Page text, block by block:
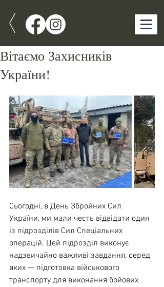
Вітаємо Захисників
України!
Сьогодні, в День Збройних Сил
України, ми мали честь відвідати один
із підрозділів Сил Спеціальних
операцій. Цей підрозділ виконує
надзвичайно важливі завдання, серед
яких — підготовка військового
транспорту для виконання бойових